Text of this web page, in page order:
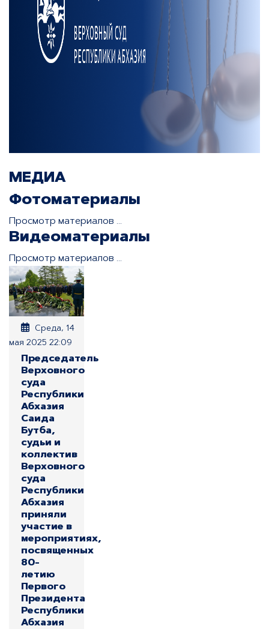
МЕДИА
Фотоматериалы
Просмотр материалов ...
Видеоматериалы
Просмотр материалов ...
Среда, 14
мая 2025 22:09
Председатель
Верховного
суда
Республики
Абхазия
Саида
Бутба,
судьи и
коллектив
Верховного
суда
Республики
Абхазия
приняли
участие в
мероприятиях,
посвященных
80-
летию
Первого
Президента
Республики
Абхазия